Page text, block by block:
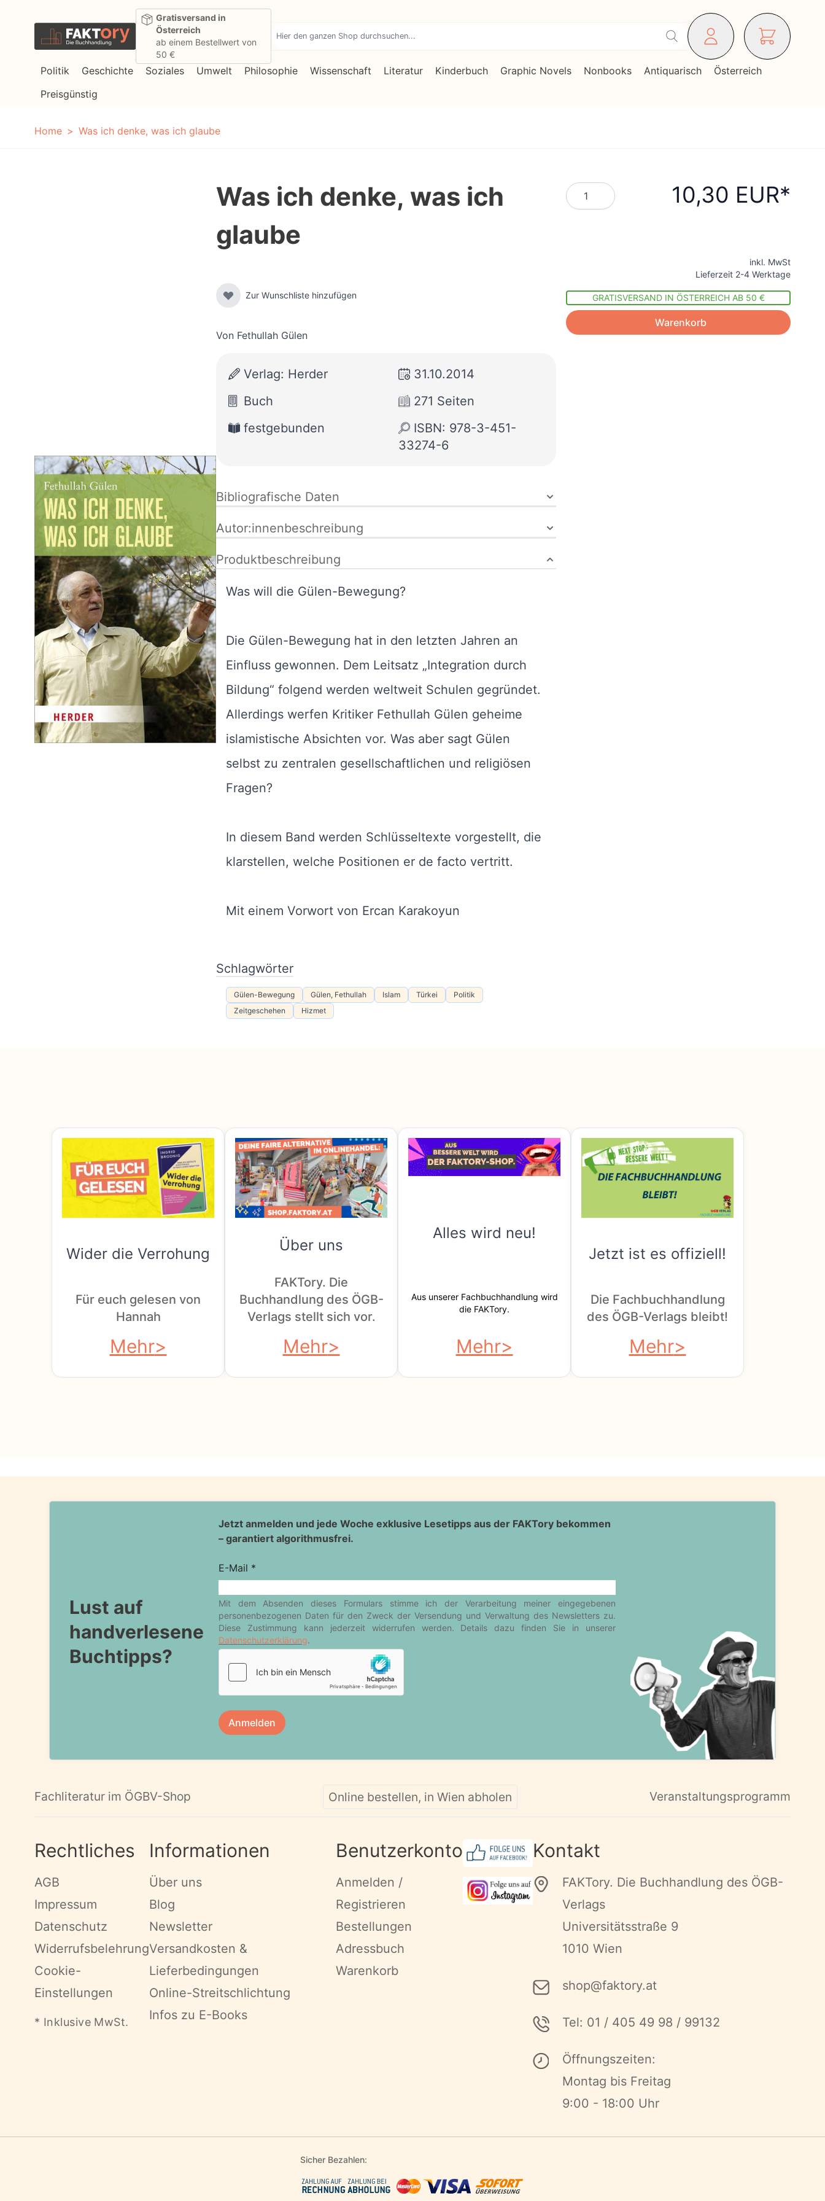
Gratisversand in
Österreich
ab einem Bestellwert von
50 €
Politik Geschichte Soziales Umwelt Philosophie Wissenschaft Literatur Kinderbuch Graphic Novels Nonbooks Antiquarisch
Österreich
Preisgünstig
Home Was ich denke, was ich glaube
Was ich denke, was ich
glaube
Zur Wunschliste hinzufügen
Von Fethullah Gülen
Verlag: Herder
31.10.2014
Buch
271 Seiten
festgebunden
ISBN: 978-3-451-
33274-6
Bibliografische Daten
Autor:innenbeschreibung
Produktbeschreibung
Was will die Gülen-Bewegung?
Die Gülen-Bewegung hat in den letzten Jahren an
Einfluss gewonnen. Dem Leitsatz „Integration durch
Bildung“ folgend werden weltweit Schulen gegründet.
Allerdings werfen Kritiker Fethullah Gülen geheime
islamistische Absichten vor. Was aber sagt Gülen
selbst zu zentralen gesellschaftlichen und religiösen
Fragen?
In diesem Band werden Schlüsseltexte vorgestellt, die
klarstellen, welche Positionen er de facto vertritt.
Mit einem Vorwort von Ercan Karakoyun
Schlagwörter
Gülen-Bewegung Gülen, Fethullah Islam Türkei
Politik
Zeitgeschehen
Hizmet
Menge 10,30 EUR
inkl. MwSt
Lieferzeit 2-4 Werktage
GRATISVERSAND IN ÖSTERREICH AB 50 €
Warenkorb
Wider die Verrohung
Für euch gelesen von
Hannah
Mehr
Über uns
FAKTory. Die
Buchhandlung des ÖGB-
Verlags stellt sich vor.
Mehr
Alles wird neu!
Aus unserer Fachbuchhandlung wird
die FAKTory.
Mehr
Jetzt ist es offiziell!
Die Fachbuchhandlung
des ÖGB-Verlags bleibt!
Mehr
Lust auf
handverlesene
Buchtipps?
Fachliteratur im ÖGBV-Shop Online bestellen, in Wien abholen Veranstaltungsprogramm
Rechtliches
AGB
Impressum
Datenschutz
Widerrufsbelehrung
Cookie-
Einstellungen
* Inklusive MwSt.
Informationen
Über uns
Blog
Newsletter
Versandkosten &
Lieferbedingungen
Online-Streitschlichtung
Infos zu E-Books
Benutzerkonto
Anmelden /
Registrieren
Bestellungen
Adressbuch
Warenkorb
Kontakt
FAKTory. Die Buchhandlung des ÖGB-
Verlags
Universitätsstraße 9
1010 Wien
shop@faktory.at
Tel: 01 / 405 49 98 / 99132
Öffnungszeiten:
Montag bis Freitag
9:00 - 18:00 Uhr
Sicher Bezahlen: